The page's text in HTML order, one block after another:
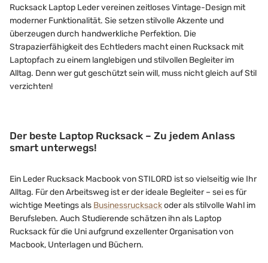
Rucksack Laptop Leder vereinen zeitloses Vintage-Design mit
moderner Funktionalität. Sie setzen stilvolle Akzente und
überzeugen durch handwerkliche Perfektion. Die
Strapazierfähigkeit des Echtleders macht einen Rucksack mit
Laptopfach zu einem langlebigen und stilvollen Begleiter im
Alltag. Denn wer gut geschützt sein will, muss nicht gleich auf Stil
verzichten!
Der beste Laptop Rucksack – Zu jedem Anlass
smart unterwegs!
Ein Leder Rucksack Macbook von STILORD ist so vielseitig wie Ihr
Alltag. Für den Arbeitsweg ist er der ideale Begleiter – sei es für
wichtige Meetings als Businessrucksackoder als stilvolle Wahl im
Berufsleben. Auch Studierende schätzen ihn als Laptop
Rucksack für die Uni aufgrund exzellenter Organisation von
Macbook, Unterlagen und Büchern.